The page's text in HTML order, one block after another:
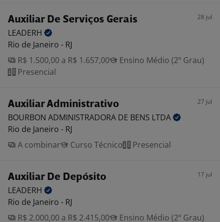
Auxiliar De Serviços Gerais 28 jul
LEADERH
Rio de Janeiro - RJ
R$ 1.500,00 a R$ 1.657,00
Ensino Médio (2º Grau)
Presencial
Auxiliar Administrativo 27 jul
BOURBON ADMINISTRADORA DE BENS LTDA
Rio de Janeiro - RJ
A combinar
Curso Técnico Presencial
Auxiliar De Depósito 17 jul
LEADERH
Rio de Janeiro - RJ
R$ 2.000,00 a R$ 2.415,00
Ensino Médio (2º Grau)